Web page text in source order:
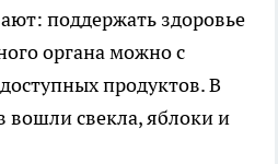
поддержать здоровье
органа можно с
продуктов. В
свекла, яблоки и